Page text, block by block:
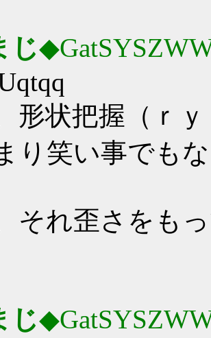
じ
形状把握（ｒｙ
り笑い事でも
それ歪さをも
じ